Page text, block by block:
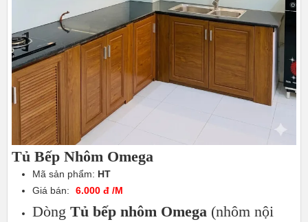
Tủ Bếp Nhôm Omega
Mã sản phẩm: HT
Giá bán:
6.000 đ /M
Dòng Tủ bếp nhôm Omega (nhôm nội